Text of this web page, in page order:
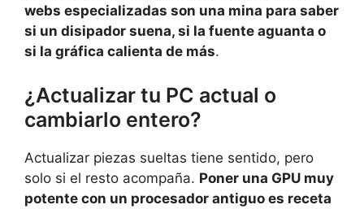
webs especializadas son una mina para saber
si un disipador suena, si la fuente aguanta o
si la gráfica calienta de más.
¿Actualizar tu PC actual o
cambiarlo entero?
Actualizar piezas sueltas tiene sentido, pero
solo si el resto acompaña. Poner una GPU muy
potente con un procesador antiguo es receta